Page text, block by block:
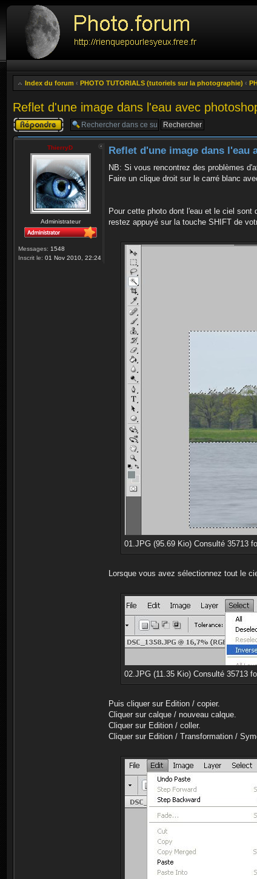
Index du forum ‹ PHOTO TUTORIALS (tutoriels sur la photographie) ‹
Reflet d'une image dans l'eau avec
Publier une
réponse
ThierryD
Administrateur
Messages: 1548
Inscrit le: 01 Nov 2010, 22:24
Reflet d'une image dans l'eau
NB: Si vous rencontrez des problèmes
Faire un clique droit sur le carré blanc
Pour cette photo dont l'eau et le ciel
restez appuyé sur la touche SHIFT de
01.JPG (95.69 Kio) Consulté 35713
Lorsque vous avez sélectionnez tout le
02.JPG (11.35 Kio) Consulté 35713
Puis cliquer sur Edition / copier.
Cliquer sur calque / nouveau calque.
Cliquer sur Edition / coller.
Cliquer sur Edition / Transformation /